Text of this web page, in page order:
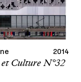
2014
Culture N°32